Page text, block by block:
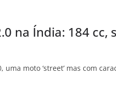
na Índia: 184 cc,
moto ‘street’ mas com